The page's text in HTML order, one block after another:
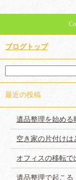
ブログトップ
最近の投稿
遺品整理を始め
空き家の片付け
オフィスの移転
遺品整理で起こる